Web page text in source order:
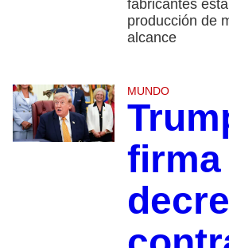
fabricantes
producción de
alcance
MUNDO
firma